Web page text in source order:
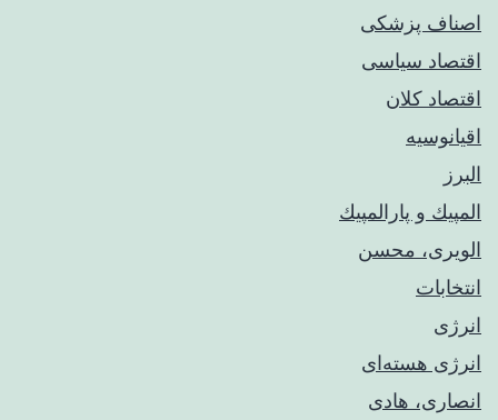
اصناف پزشکی
اقتصاد سیاسی
اقتصاد کلان
اقیانوسیه
البرز
المپيك و پارالمپيك
الویری، محسن
انتخابات
انرژی
انرژی هسته‌ای
انصاری، هادی